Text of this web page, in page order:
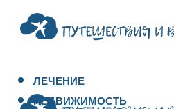
ЛЕЧЕНИЕ
НЕДВИЖИМОСТЬ